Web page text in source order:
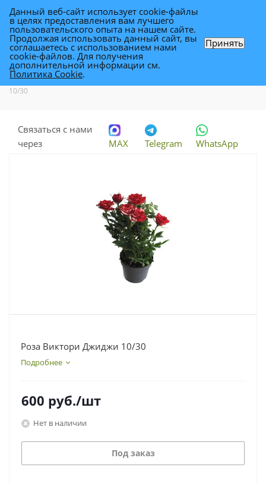
Роза Виктори Джиджи 10/30
Каталог - Растения -
10/30
Связаться с нами
через
MAX Telegram WhatsApp
Роза Виктори Джиджи 10/30
Подробнее
600 руб./шт
Нет в наличии
Под заказ
Данный веб-сайт использует cookie-файлы
в целях предоставления вам лучшего
пользовательского опыта на нашем сайте.
Продолжая использовать данный сайт, вы
соглашаетесь с использованием нами
cookie-файлов. Для получения
дополнительной информации см.
Политика Cookie.
Принять